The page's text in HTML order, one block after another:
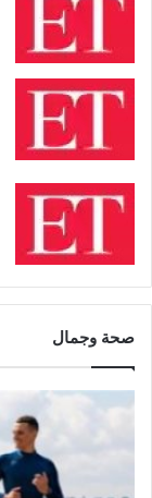
صحة وجمال